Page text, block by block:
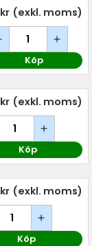
(exkl. moms)
Köp
(exkl. moms)
Köp
(exkl. moms)
Köp